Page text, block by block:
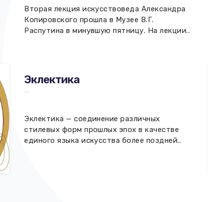
Вторая лекция искусствоведа Александра
Копировского прошла в Музее В.Г.
Распутина в минувшую пятницу. На лекции..
Эклектика
Эклектика — соединение различных
стилевых форм прошлых эпох в качестве
единого языка искусства более поздней..